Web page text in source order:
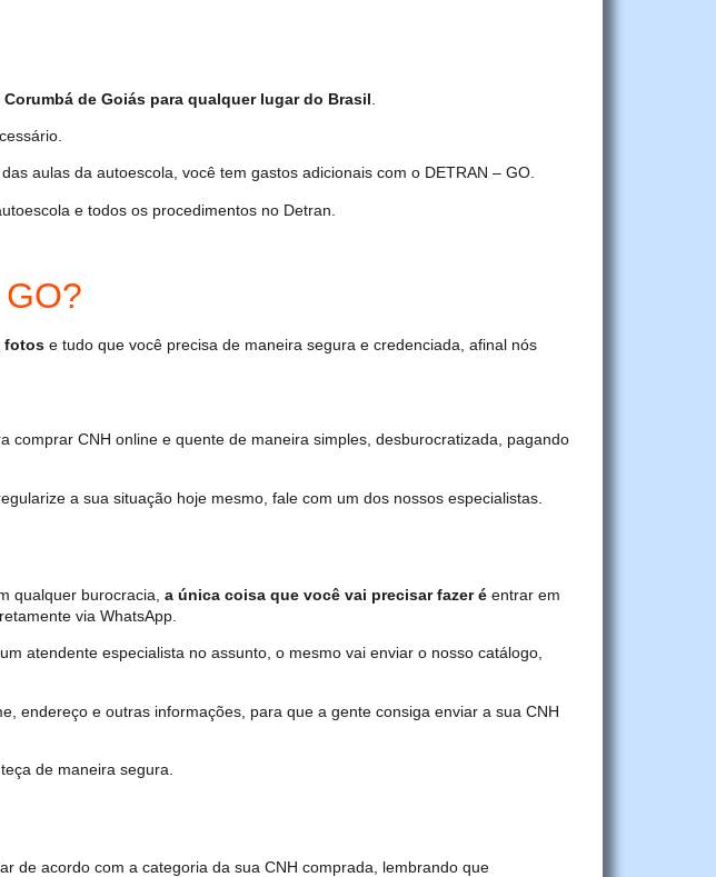
de Goiás para qualquer lugar do Brasil
aulas da autoescola, você tem gastos adicionais com o DETRAN – GO.
e todos os procedimentos no Detran.
fotos e tudo que você precisa de maneira segura e credenciada, afinal nós
comprar CNH online e quente de maneira simples, desburocratizada, pagando
a sua situação hoje mesmo, fale com um dos nossos especialistas.
qualquer burocracia, a única coisa que você vai precisar fazer é entrar em
via WhatsApp.
atendente especialista no assunto, o mesmo vai enviar o nosso catálogo,
endereço e outras informações, para que a gente consiga enviar a sua CNH
de maneira segura.
de acordo com a categoria da sua CNH comprada, lembrando que